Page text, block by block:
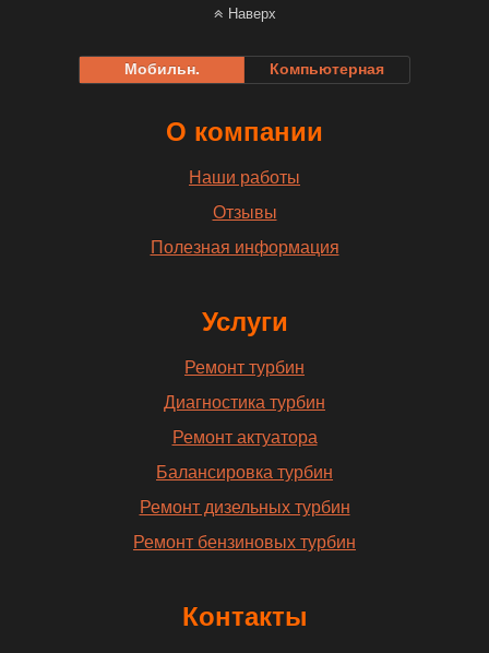
Наверх
Мобильн. Компьютерная
О компании
Наши работы
Отзывы
Полезная информация
Услуги
Ремонт турбин
Диагностика турбин
Ремонт актуатора
Балансировка турбин
Ремонт дизельных турбин
Ремонт бензиновых турбин
Контакты